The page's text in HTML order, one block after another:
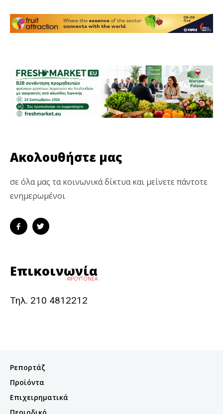
Ακολουθήστε μας
σε όλα μας τα κοινωνικά δίκτυα και μείνετε πάντοτε
ενημερωμένοι
Επικοινωνία
ΦΡΟΥΤΟΝΕΑ
Τηλ. 210 4812212
Ρεπορτάζ
Προϊόντα
Επιχειρηματικά